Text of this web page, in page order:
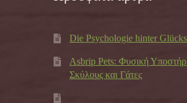
Die Psychologie hinter
Asbrip Pets: Φυσική
Σκύλους και Γάτες